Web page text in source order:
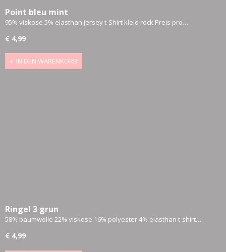
Point bleu mint
95% viskose 5% elasthan jersey t-Shirt kleid rock Preis pro…
€ 4,99
IN DEN WARENKORB
Ringel 3 grun
58% baumwolle 22% viskose 16% polyester 4% elasthan t-shirt…
€ 4,99